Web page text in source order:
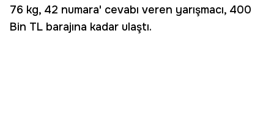
76 kg, 42 numara' cevabı veren yarışmacı, 400
Bin TL barajına kadar ulaştı.